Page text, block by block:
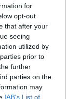
for
opt-out
that after your
seeing
utilized by
prior to
further
parties on the
may
IAB’s List of
jelölttel